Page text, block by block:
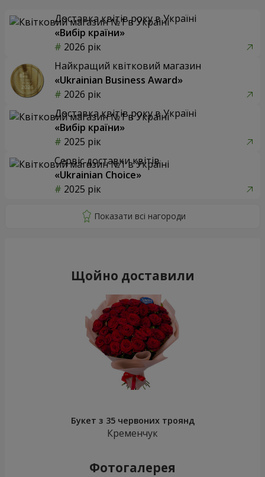
Доставка квітів року в Україні
«Вибір країни»
2026 рік
Найкращий квітковий магазин
«Ukrainian Business Award»
2026 рік
Доставка квітів року в Україні
«Вибір країни»
2025 рік
Сервіс доставки квітів
«Ukrainian Choice»
2025 рік
Щойно доставили
Букет з 35 червоних троянд
Кременчук
Фотогалерея